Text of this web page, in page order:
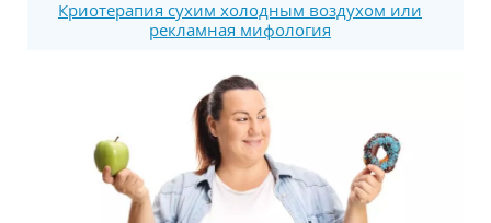
Криотерапия сухим холодным воздухом или
рекламная мифология